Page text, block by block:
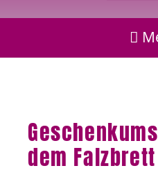
dem Falzbrett